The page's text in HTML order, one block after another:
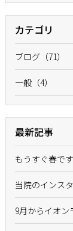
カテゴリ
ブログ（71）
一般（4）
最新記事
もうすぐ春で
当院のインス
9月からイオン